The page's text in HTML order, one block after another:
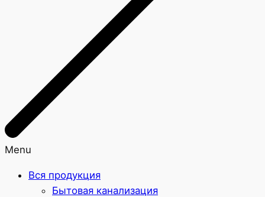
Menu
Вся продукция
Бытовая канализация